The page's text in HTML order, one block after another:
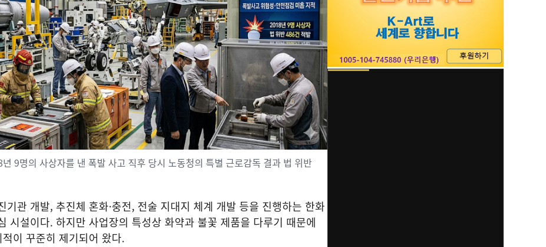
9명의 사상자를 낸 폭발 사고 직후 당시 노동청의 특별 근로감독 결과 법 위반
기관 개발, 추진체 혼화·충전, 전술 지대지 체계 개발 등을 진행하는 한화
시설이다. 하지만 사업장의 특성상 화약과 불꽃 제품을 다루기 때문에
이 꾸준히 제기되어 왔다.